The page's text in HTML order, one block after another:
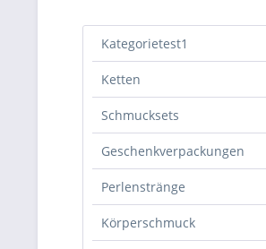
Kategorietest1
Ketten
Schmucksets
Geschenkverpackungen
Perlenstränge
Körperschmuck